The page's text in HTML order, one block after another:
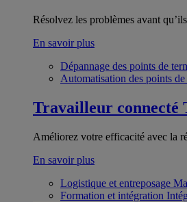
Résolvez les problèmes avant
En savoir plus
Dépannage des points de
Automatisation des points
Travailleur connecté
Améliorez votre efficacité avec la
En savoir plus
Logistique et entreposage
Formation et intégration